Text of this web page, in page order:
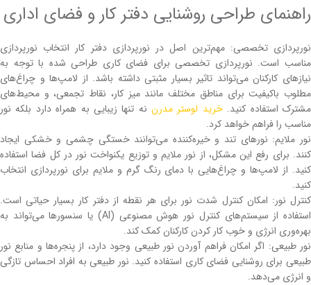
راهنمای طراحی روشنایی دفتر کار و فضای اداری
نورپردازی تخصصی: مهم‌ترین اصل در نورپردازی دفتر کار انتخاب نورپردازی
مناسب است. نورپردازی تخصصی برای فضای کاری طراحی شده با توجه به
نیازهای کارکنان می‌تواند تاثیر بسیار مثبتی داشته باشد. از لامپ‌ها و چراغ‌های
مطلوب باکیفیت برای مناطق مختلف مانند میز کار، نقاط تجمعی، و محیط‌های
مشترک استفاده کنید.خرید لوستر مدرننه تنها زیبایی به همراه دارد بلکه نور
مناسب را فراهم خواهد کرد.
نور ملایم: نورهای تند و خیره‌کننده می‌توانند خستگی چشمی و خشکی ایجاد
کنند. برای رفع این مشکل، از نور ملایم و توزیع یکنواخت نور در کل فضا استفاده
کنید. از لامپ‌ها و چراغ‌هایی با دمای رنگ گرم و ملایم برای نورپردازی انتخاب
کنید.
کنترل نور: امکان کنترل شدت نور برای هر نقطه از دفتر کار بسیار حیاتی است.
استفاده از سیستم‌های کنترل نور هوش مصنوعی (AI) یا سنسورها می‌تواند به
بهره‌وری انرژی و خوب کار کردن کارکنان کمک کند.
نور طبیعی: اگر امکان فراهم آوردن نور طبیعی وجود دارد، از پنجره‌ها و منابع نور
طبیعی برای روشنایی فضای کاری استفاده کنید. نور طبیعی به افراد احساس تازگی
و انرژی می‌دهد.